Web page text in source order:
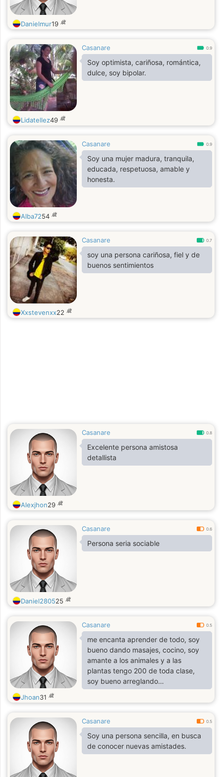
Danielmur19 歳
Casanare 0.9
Soy optimista, cariñosa, romántica,
dulce, soy bipolar.
Lidatellez49 歳
Casanare 0.9
Soy una mujer madura, tranquila,
educada, respetuosa, amable y
honesta.
Alba7254 歳
Casanare 0.7
soy una persona cariñosa, fiel y de
buenos sentimientos
Xxstevenxx22 歳
Casanare 0.8
Excelente persona amistosa
detallista
Alexjhon29 歳
Casanare 0.6
Persona seria sociable
Daniel280525 歳
Casanare 0.5
me encanta aprender de todo, soy
bueno dando masajes, cocino, soy
amante a los animales y a las
plantas tengo 200 de toda clase,
soy bueno arreglando
computadoras y fabricó artesanías y
muebles en madera, también manejo
Jhoan31 歳
Casanare 0.5
Soy una persona sencilla, en busca
de conocer nuevas amistades.